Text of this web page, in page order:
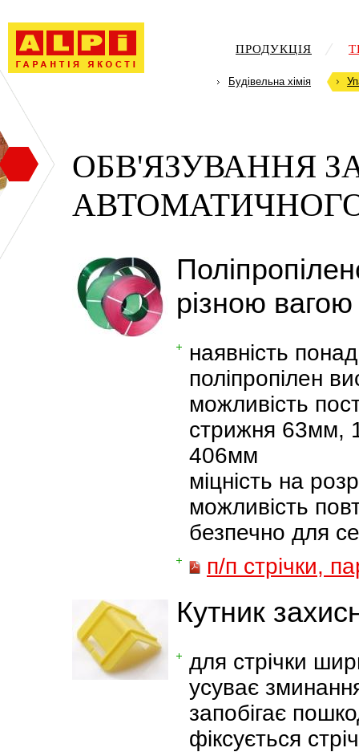
ПРОДУКЦІЯ
Будівельна хімія
ОБВ'ЯЗУВАННЯ
різною вагою
наявність
поліпропілен
можливість
стрижня 63мм,
406мм
міцність на
можливість
безпечно для
п/п стрічки,
Кутник
для стрічки
усуває
запобігає
фіксується